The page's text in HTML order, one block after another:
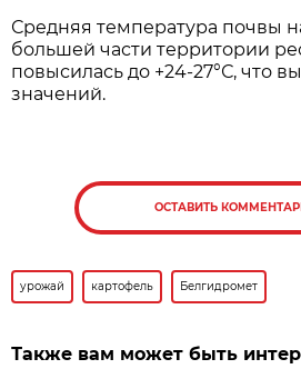
Средняя температура почвы
большей части территории
повысилась до +24-27°С, что
значений.
ОСТАВИТЬ
урожай картофель Белгидромет
Также вам может быть